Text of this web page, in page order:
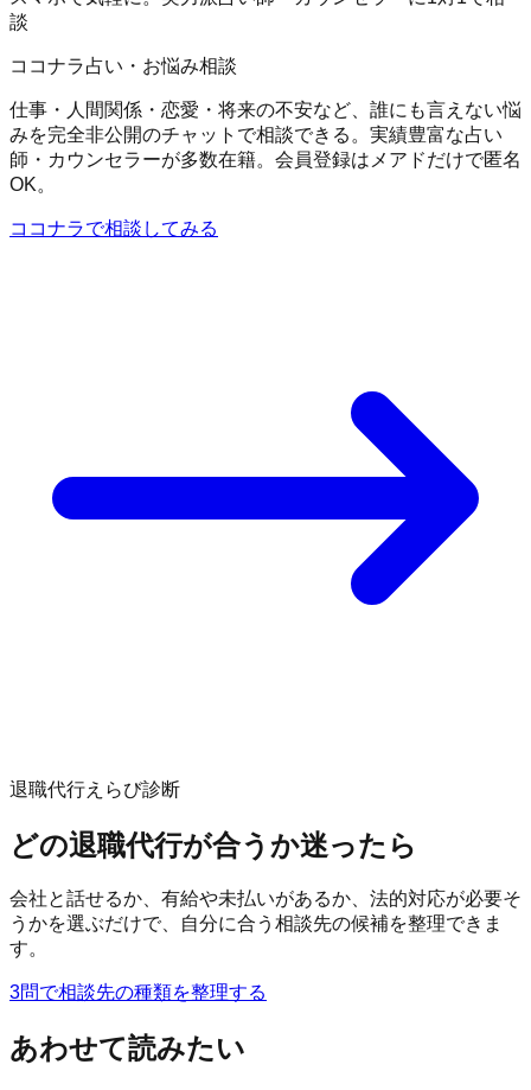
談
ココナラ占い・お悩み相談
仕事・人間関係・恋愛・将来の不安など、誰にも言えない悩
みを完全非公開のチャットで相談できる。実績豊富な占い
師・カウンセラーが多数在籍。会員登録はメアドだけで匿名
OK。
ココナラで相談してみる
退職代行えらび診断
どの退職代行が合うか迷ったら
会社と話せるか、有給や未払いがあるか、法的対応が必要そ
うかを選ぶだけで、自分に合う相談先の候補を整理できま
す。
3問で相談先の種類を整理する
あわせて読みたい